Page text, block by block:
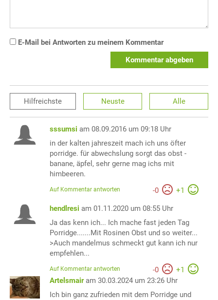
E-Mail bei Antworten zu meinem Kommentar
Kommentar abgeben
Hilfreichste Neuste Alle
sssumsi am 08.09.2016 um 09:18 Uhr
in der kalten jahreszeit mach ich uns öfter
porridge. für abwechslung sorgt das obst -
banane, äpfel, sehr gerne mag ichs mit
himbeeren.
-0 +1
Auf Kommentar antworten
hendlresi am 01.11.2020 um 08:55 Uhr
Ja das kenn ich... Ich mache fast jeden Tag
Porridge.......Mit Rosinen Obst und so weiter...
>Auch mandelmus schmeckt gut kann ich nur
empfehlen...
-0 +1
Auf Kommentar antworten
Artelsmair am 30.03.2024 um 23:26 Uhr
Ich bin ganz zufrieden mit dem Porridge und